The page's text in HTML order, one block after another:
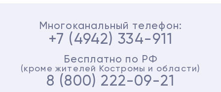
Многоканальный телефон:
+7 (4942) 334-911
Бесплатно по РФ
(кроме жителей Костромы и области)
8 (800) 222-09-21